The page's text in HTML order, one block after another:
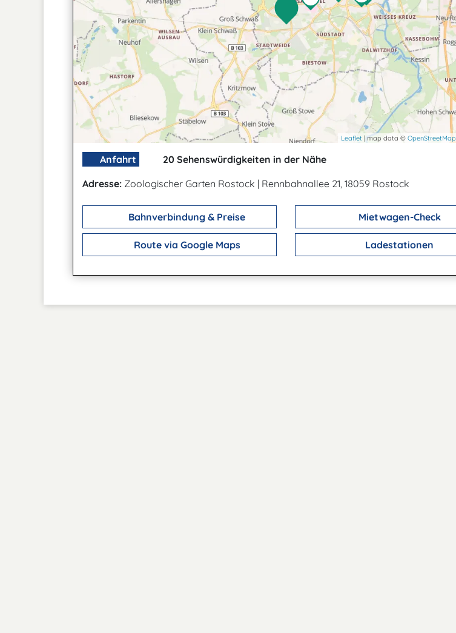
Leaflet | map data © OpenStreetMap
Anfahrt
20 Sehenswürdigkeiten in der Nähe
Adresse: Zoologischer Garten Rostock | Rennbahnallee 21, 18059 Rostock
Bahnverbindung & Preise Mietwagen-Check
Route via Google Maps Ladestationen